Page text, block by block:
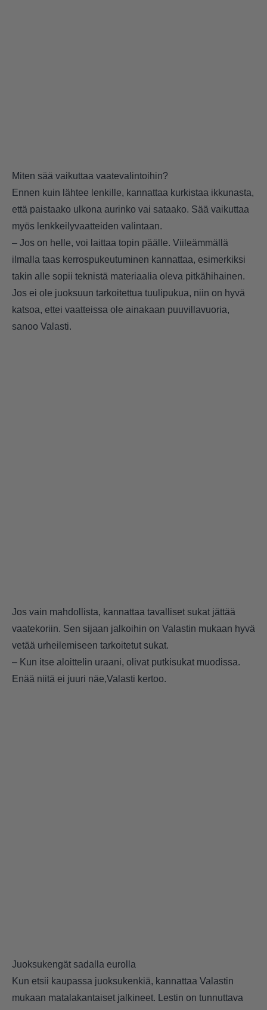
Miten sää vaikuttaa vaatevalintoihin?
Ennen kuin lähtee lenkille, kannattaa kurkistaa ikkunasta,
että paistaako ulkona aurinko vai sataako. Sää vaikuttaa
myös lenkkeilyvaatteiden valintaan.
– Jos on helle, voi laittaa topin päälle. Viileämmällä
ilmalla taas kerrospukeutuminen kannattaa, esimerkiksi
takin alle sopii teknistä materiaalia oleva pitkähihainen.
Jos ei ole juoksuun tarkoitettua tuulipukua, niin on hyvä
katsoa, ettei vaatteissa ole ainakaan puuvillavuoria,
sanoo Valasti.
Jos vain mahdollista, kannattaa tavalliset sukat jättää
vaatekoriin. Sen sijaan jalkoihin on Valastin mukaan hyvä
vetää urheilemiseen tarkoitetut sukat.
– Kun itse aloittelin uraani, olivat putkisukat muodissa.
Enää niitä ei juuri näe,Valasti kertoo.
Juoksukengät sadalla eurolla
Kun etsii kaupassa juoksukenkiä, kannattaa Valastin
mukaan matalakantaiset jalkineet. Lestin on tunnuttava